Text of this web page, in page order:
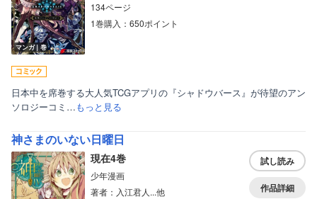
マンガ｜巻
134ページ
1巻購入：650ポイント
日本中を席巻する大人気TCGアプリの『シャドウバース』が待望のアン
ソロジーコミ…もっと見る
神さまのいない日曜日
現在4巻
少年漫画
著者：入江君人...他
試し読み
作品詳細